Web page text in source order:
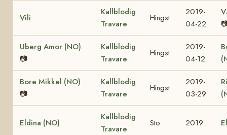
Vili
Kallblodig
Travare
Hingst
2019-
04-22
Uberg Amor (NO)
📷
Kallblodig
Travare
Hingst
2019-
04-12
Bore Mikkel (NO)
📷
Kallblodig
Travare
Hingst
2019-
03-29
Eldina (NO)
Kallblodig
Travare
Sto 2019